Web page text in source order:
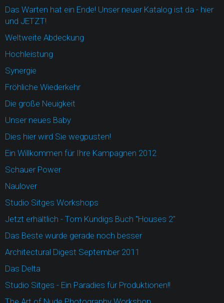
Das Warten hat ein Ende! Unser neuer Katalog ist da - hier
und JETZT!
Weltweite Abdeckung
Hochleistung
Synergie
Fröhliche Wiederkehr
Die große Neuigkeit
Unser neues Baby
Dies hier wird Sie wegpusten!
Ein Willkommen für Ihre Kampagnen 2012
Schauer Power
Naulover
Studio Sitges Workshops
Jetzt erhältlich - Tom Kundigs Buch "Houses 2"
Das Beste wurde gerade noch besser
Architectural Digest September 2011
Das Delta
Studio Sitges - Ein Paradies für Produktionen!!